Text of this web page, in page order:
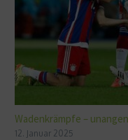
Wadenkrämpfe –
12. Januar 2025